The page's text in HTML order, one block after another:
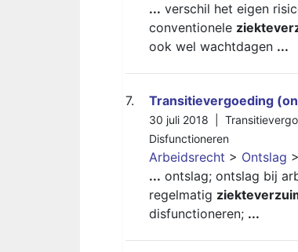
... verschil het eigen
conventionele
ook wel wachtdagen ...
7. Transitievergoeding
30 juli 2018 |
Disfunctioneren
Arbeidsrecht > Ontslag >
... ontslag; ontslag bij
regelmatig
disfunctioneren; ...